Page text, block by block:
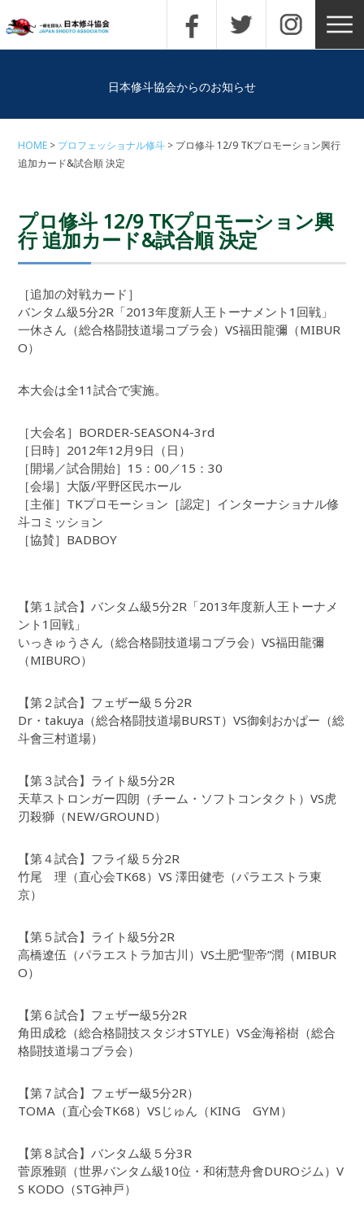
日本修斗協会からのお知らせ
HOME プロフェッショナル修斗
プロ修斗 12/9 TKプロモーション興行
追加カード&試合順 決定
プロ修斗 12/9 TKプロモーション興
行 追加カード&試合順 決定
［追加の対戦カード］
バンタム級5分2R「2013年度新人王トーナメント1回戦」
一休さん（総合格闘技道場コブラ会）VS福田龍彌（MIBUR
O）
本大会は全11試合で実施。
［大会名］BORDER-SEASON4-3rd
［日時］2012年12月9日（日）
［開場／試合開始］15：00／15：30
［会場］大阪/平野区民ホール
［主催］TKプロモーション［認定］インターナショナル修
斗コミッション
［協賛］BADBOY
【第１試合】バンタム級5分2R「2013年度新人王トーナメ
ント1回戦」
いっきゅうさん（総合格闘技道場コブラ会）VS福田龍彌
（MIBURO）
【第２試合】フェザー級５分2R
Dr・takuya（総合格闘技道場BURST）VS御剣おかぱー（総
斗會三村道場）
【第３試合】ライト級5分2R
天草ストロンガー四朗（チーム・ソフトコンタクト）VS虎
刃殺獅（NEW/GROUND）
【第４試合】フライ級５分2R
竹尾 理（直心会TK68）VS 澤田健壱（パラエストラ東
京）
【第５試合】ライト級5分2R
高橋遼伍（パラエストラ加古川）VS土肥“聖帝”潤（MIBUR
O）
【第６試合】フェザー級5分2R
角田成稔（総合格闘技スタジオSTYLE）VS金海裕樹（総合
格闘技道場コブラ会）
【第７試合】フェザー級5分2R）
TOMA（直心会TK68）VSじゅん（KING GYM）
【第８試合】バンタム級５分3R
菅原雅顕（世界バンタム級10位・和術慧舟會DUROジム）V
S KODO（STG神戸）